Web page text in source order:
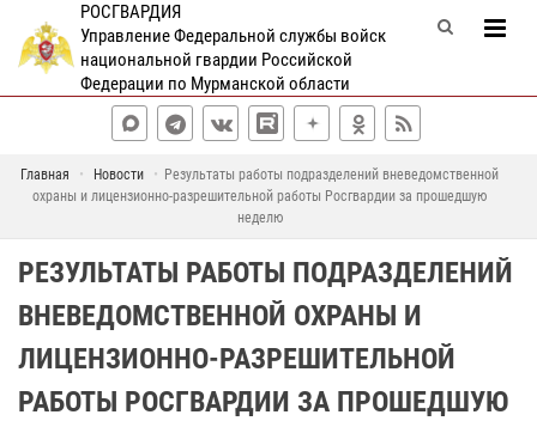
РОСГВАРДИЯ
Управление Федеральной службы войск
национальной гвардии Российской
Федерации по Мурманской области
Главная Новости
Результаты работы подразделений вневедомственной
охраны и лицензионно-разрешительной работы Росгвардии за прошедшую
неделю
РЕЗУЛЬТАТЫ РАБОТЫ ПОДРАЗДЕЛЕНИЙ
ВНЕВЕДОМСТВЕННОЙ ОХРАНЫ И
ЛИЦЕНЗИОННО-РАЗРЕШИТЕЛЬНОЙ
РАБОТЫ РОСГВАРДИИ ЗА ПРОШЕДШУЮ